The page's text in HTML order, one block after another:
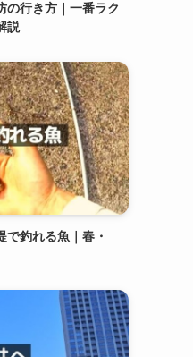
の行き方｜一番ラク
説
で釣れる魚｜春・